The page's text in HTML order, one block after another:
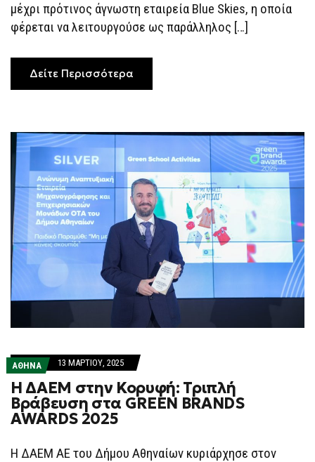
μέχρι πρότινος άγνωστη εταιρεία Blue Skies, η οποία
φέρεται να λειτουργούσε ως παράλληλος […]
Δείτε Περισσότερα
ΑΘΗΝΑ 13 ΜΑΡΤΊΟΥ, 2025
H ΔΑΕΜ στην Κορυφή: Τριπλή
Βράβευση στα GREEN BRANDS
AWARDS 2025
Η ΔΑΕΜ ΑΕ του Δήμου Αθηναίων κυριάρχησε στον